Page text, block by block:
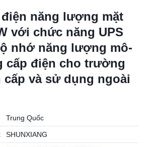
điện năng lượng mặt
với chức năng UPS
nhớ năng lượng mô-
cấp điện cho trường
cấp và sử dụng ngoài
Trung Quốc
SHUNXIANG